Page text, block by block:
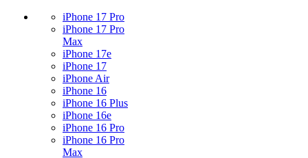
iPhone 17 Pro
iPhone 17 Pro
Max
iPhone 17e
iPhone 17
iPhone Air
iPhone 16
iPhone 16 Plus
iPhone 16e
iPhone 16 Pro
iPhone 16 Pro
Max